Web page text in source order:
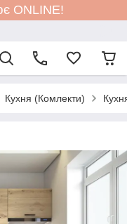
ONLINE!
Кухня (Комлекти)